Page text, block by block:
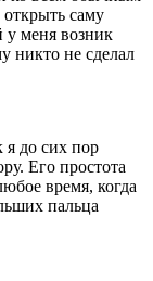
саму
у меня возник
никто не сделал
до сих пор
Его простота
время, когда
пальца